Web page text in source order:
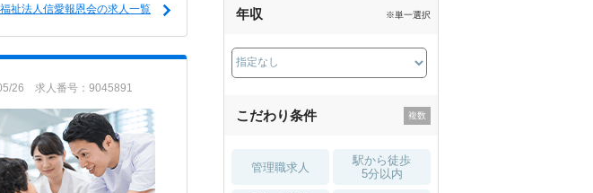
祉法人信愛報恩会の求人一覧
26 求人番号：9045891
薬局・
年収 ※単一選択
こだわり条件
管理職求人
駅から徒歩
5分以内